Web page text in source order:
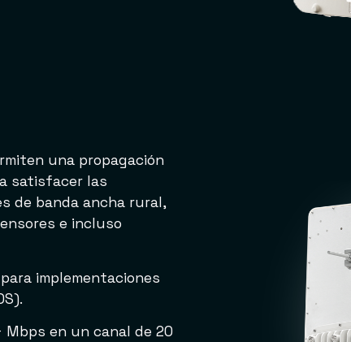
una propagación
satisfacer las
de banda ancha rural,
e incluso
implementaciones
en un canal de 20